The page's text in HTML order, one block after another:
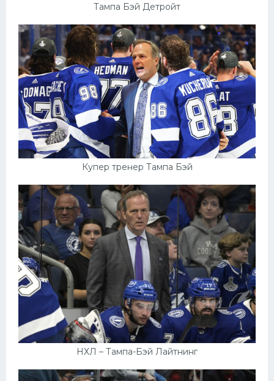
Тампа Бэй Детройт
Купер тренер Тампа Бэй
НХЛ – Тампа-Бэй Лайтнинг